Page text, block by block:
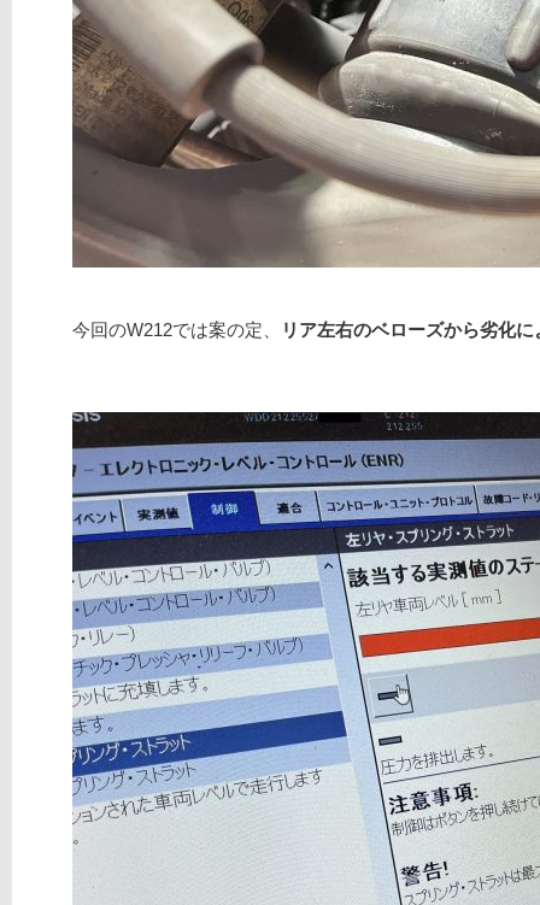
今回のW212では案の定、 リア左右のベローズから劣化